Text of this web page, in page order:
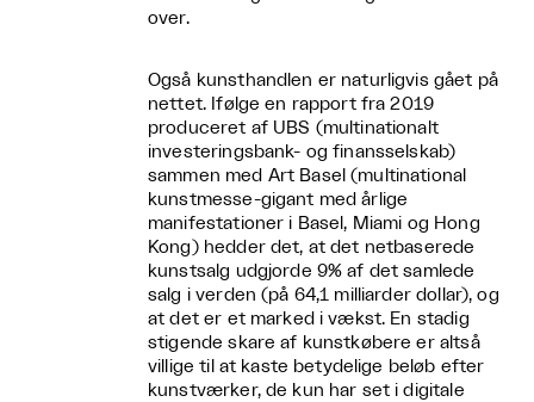
over.
Også kunsthandlen er naturligvis gået på
nettet. Ifølge en rapport fra 2019
produceret af UBS (multinationalt
investeringsbank- og finansselskab)
sammen med Art Basel (multinational
kunstmesse-gigant med årlige
manifestationer i Basel, Miami og Hong
Kong) hedder det, at det netbaserede
kunstsalg udgjorde 9% af det samlede
salg i verden (på 64,1 milliarder dollar), og
at det er et marked i vækst. En stadig
stigende skare af kunstkøbere er altså
villige til at kaste betydelige beløb efter
kunstværker, de kun har set i digitale